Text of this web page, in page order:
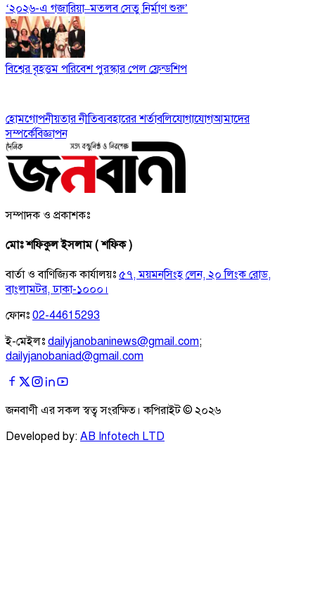
‘২০২৬-এ গজারিয়া–মতলব সেতু নির্মাণ শুরু’
বিশ্বের বৃহত্তম পরিবেশ পুরস্কার পেল ফ্রেন্ডশিপ
হোমগোপনীয়তার নীতিব্যবহারের শর্তাবলিযোগাযোগআমাদের
সম্পর্কেবিজ্ঞাপন
সম্পাদক ও প্রকাশকঃ
মোঃ শফিকুল ইসলাম ( শফিক )
বার্তা ও বাণিজ্যিক কার্যালয়ঃ ৫৭, ময়মনসিংহ লেন, ২০ লিংক রোড,
বাংলামটর, ঢাকা-১০০০।
ফোনঃ 02-44615293
ই-মেইলঃ dailyjanobaninews@gmail.com;
dailyjanobaniad@gmail.com
জনবাণী এর সকল স্বত্ব সংরক্ষিত। কপিরাইট © ২০২৬
Developed by: AB Infotech LTD